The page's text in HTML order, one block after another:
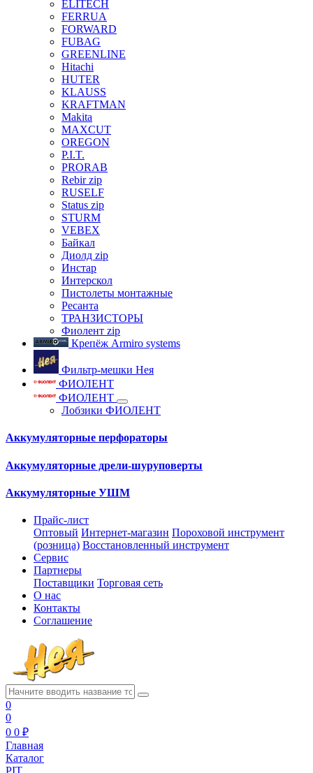
ELITECH
FERRUA
FORWARD
FUBAG
GREENLINE
Hitachi
HUTER
KLAUSS
KRAFTMAN
Makita
MAXCUT
OREGON
P.I.T.
PRORAB
Rebir zip
RUSELF
Status zip
STURM
VEBEX
Байкал
Диолд zip
Инстар
Интерскол
Пистолеты монтажные
Ресанта
ТРАНЗИСТОРЫ
Фиолент zip
Крепёж Armiro systems
Фильтр-мешки Нея
ФИОЛЕНТ
ФИОЛЕНТ
Лобзики ФИОЛЕНТ
Аккумуляторные перфораторы
Аккумуляторные дрели-шуруповерты
Аккумуляторные УШМ
Прайс-лист
Оптовый Интернет-магазин Пороховой инструмент
(розница) Восстановленный инструмент
Сервис
Партнеры
Поставщики Торговая сеть
О нас
Контакты
Соглашение
0
0
0 0 ₽
Главная
Каталог
PIT